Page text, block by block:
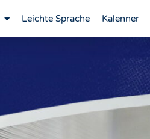
Leichte Sprache Kalenner